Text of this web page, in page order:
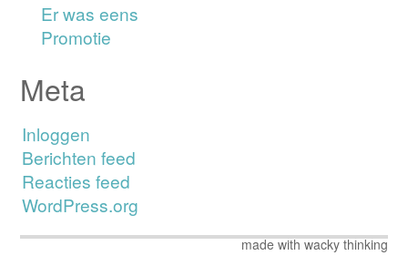
Er was eens
Promotie
Meta
Inloggen
Berichten feed
Reacties feed
WordPress.org
made with wacky thinking